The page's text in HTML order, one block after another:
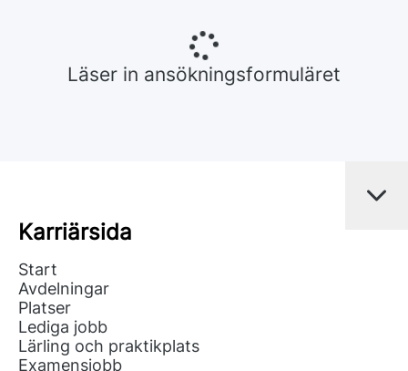
Läser in ansökningsformuläret
Karriärsida
Start
Avdelningar
Platser
Lediga jobb
Lärling och praktikplats
Examensjobb